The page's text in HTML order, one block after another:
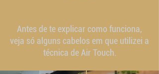
Antes de te explicar como funciona,
veja só alguns cabelos em que utilizei a
técnica de Air Touch.